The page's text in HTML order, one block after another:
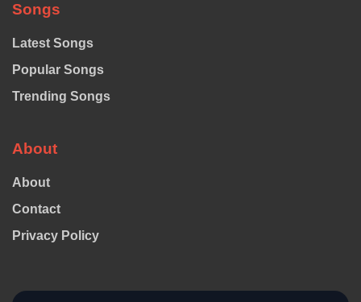
Songs
Latest Songs
Popular Songs
Trending Songs
About
About
Contact
Privacy Policy